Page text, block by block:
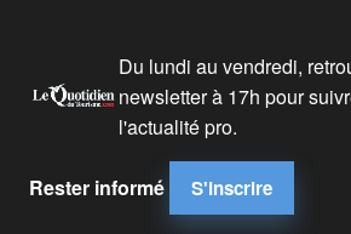
Du lundi au vendredi,
newsletter à 17h pour
l'actualité pro.
Rester informé S'inscrire